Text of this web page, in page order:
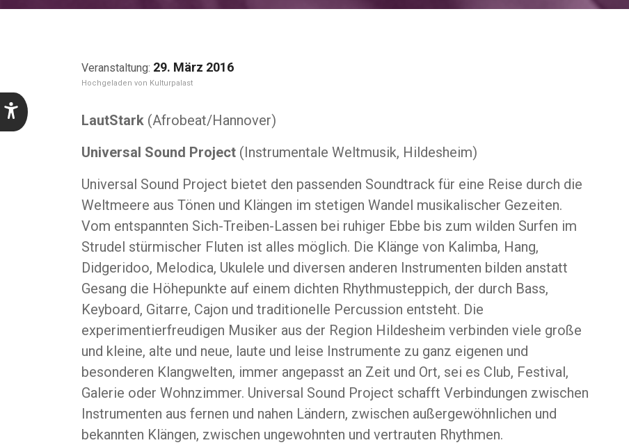
29. März 2016
Kulturpalast
LautStark (Afrobeat/Hannover)
Universal Sound Project (Instrumentale Weltmusik, Hildesheim)
Universal Sound Project bietet den passenden Soundtrack für eine Reise durch die
Weltmeere aus Tönen und Klängen im stetigen Wandel musikalischer Gezeiten.
Vom entspannten Sich-Treiben-Lassen bei ruhiger Ebbe bis zum wilden Surfen im
Strudel stürmischer Fluten ist alles möglich. Die Klänge von Kalimba, Hang,
Didgeridoo, Melodica, Ukulele und diversen anderen Instrumenten bilden anstatt
Gesang die Höhepunkte auf einem dichten Rhythmusteppich, der durch Bass,
Keyboard, Gitarre, Cajon und traditionelle Percussion entsteht. Die
experimentierfreudigen Musiker aus der Region Hildesheim verbinden viele große
und kleine, alte und neue, laute und leise Instrumente zu ganz eigenen und
besonderen Klangwelten, immer angepasst an Zeit und Ort, sei es Club, Festival,
Galerie oder Wohnzimmer. Universal Sound Project schafft Verbindungen zwischen
Instrumenten aus fernen und nahen Ländern, zwischen außergewöhnlichen und
bekannten Klängen, zwischen ungewohnten und vertrauten Rhythmen.